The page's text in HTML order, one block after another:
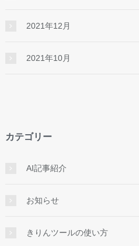
2021年12月
2021年10月
カテゴリー
AI記事紹介
お知らせ
きりんツールの使い方